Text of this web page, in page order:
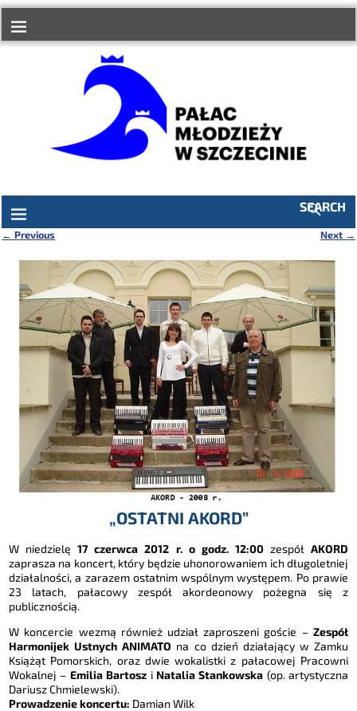
treści
SEARCH
← Previous Next →
„OSTATNI AKORD”
W niedzielę17 czerwca 2012 r. o godz. 12:00zespół AKORD
zaprasza na koncert, który będzie uhonorowaniem ich długoletniej
działalności, a zarazem ostatnim wspólnym występem. Po prawie
23 latach, pałacowy zespół akordeonowy pożegna się z
publicznością.
W koncercie wezmą również udział zaproszeni goście – Zespół
Harmonijek Ustnych ANIMATO na co dzień działający w Zamku
Książąt Pomorskich, oraz dwie wokalistki z pałacowej Pracowni
Wokalnej – Emilia Bartosz i Natalia Stankowska (op. artystyczna
Dariusz Chmielewski).
Prowadzenie koncertu: Damian Wilk